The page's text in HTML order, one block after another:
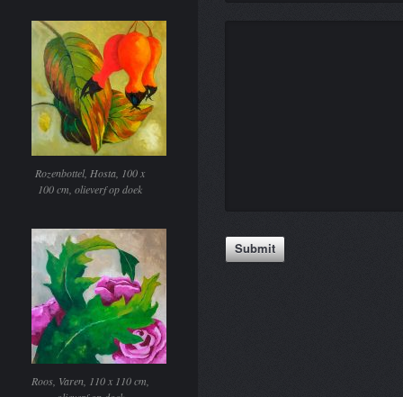
Rozenbottel, Hosta, 100 x
100 cm, olieverf op doek
Roos, Varen, 110 x 110 cm,